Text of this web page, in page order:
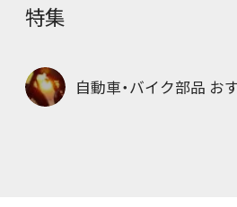
特集
自動車・バイク部品 お